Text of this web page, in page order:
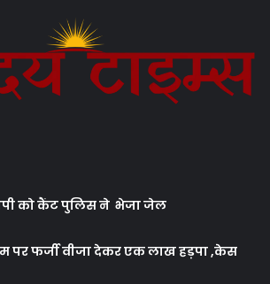
को कैंट पुलिस ने भेजा जेल
पर फर्जी वीजा देकर एक लाख हड़पा ,केस